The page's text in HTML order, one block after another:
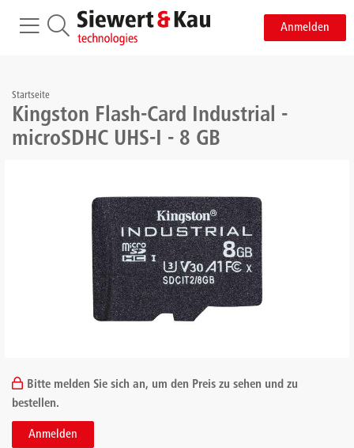
Anmelden
Startseite
Kingston Flash-Card Industrial -
microSDHC UHS-I - 8 GB
Bitte melden Sie sich an, um den Preis zu sehen und zu
bestellen.
Anmelden